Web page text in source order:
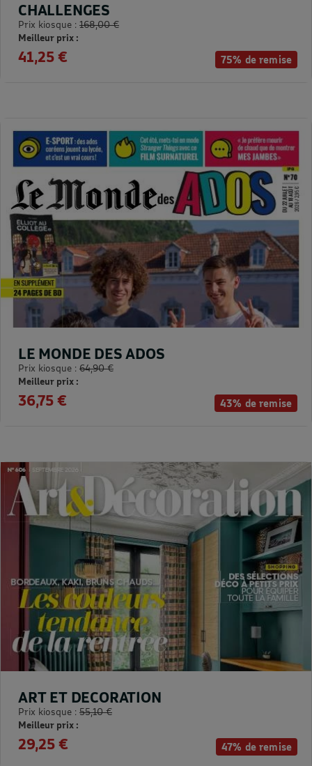
75% de remise
CHALLENGES
Prix kiosque : 168,00 €
Meilleur prix :
41,25 €
43% de remise
LE MONDE DES ADOS
Prix kiosque : 64,90 €
Meilleur prix :
36,75 €
47% de remise
ART ET DECORATION
Prix kiosque : 55,10 €
Meilleur prix :
29,25 €